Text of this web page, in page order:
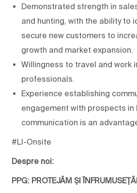
Demonstrated strength in
and hunting, with the ability to
secure new customers to
growth and market expansion.
Willingness to travel and work
professionals.
Experience establishing
engagement with prospects in
communication is an
#LI-Onsite
Despre noi:
PPG: PROTEJĂM ȘI